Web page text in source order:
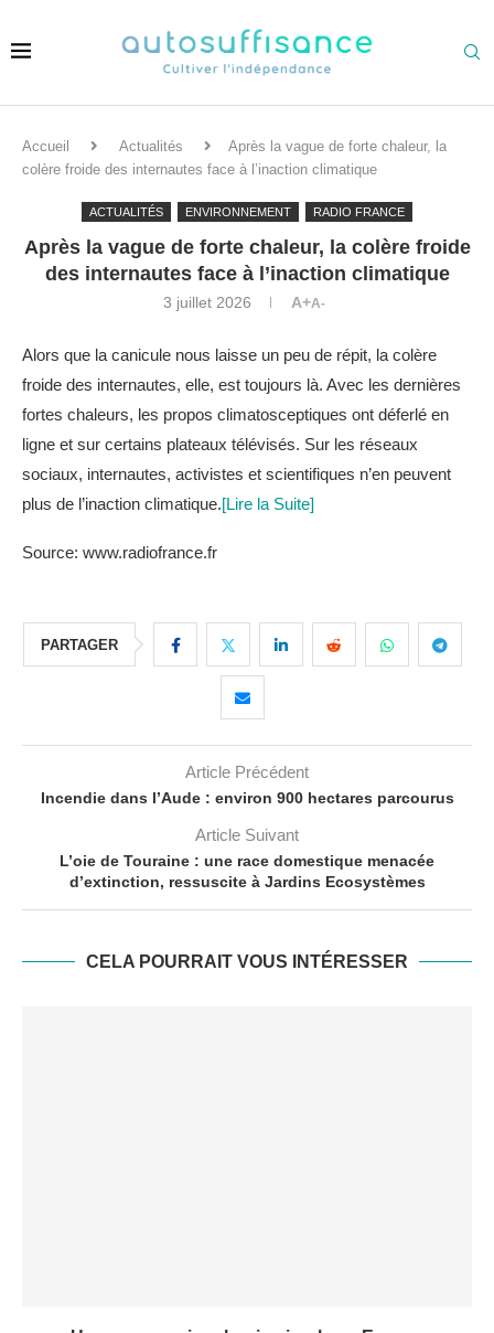
Accueil Actualités
Après la vague de forte chaleur, la
colère froide des internautes face à l’inaction climatique
ACTUALITÉS ENVIRONNEMENT RADIO FRANCE
Après la vague de forte chaleur, la colère froide
des internautes face à l’inaction climatique
3 juillet 2026 A+A-
Alors que la canicule nous laisse un peu de répit, la colère
froide des internautes, elle, est toujours là. Avec les dernières
fortes chaleurs, les propos climatosceptiques ont déferlé en
ligne et sur certains plateaux télévisés. Sur les réseaux
sociaux, internautes, activistes et scientifiques n’en peuvent
plus de l’inaction climatique.[Lire la Suite]
Source: www.radiofrance.fr
PARTAGER
Article Précédent
Incendie dans l’Aude : environ 900 hectares parcourus
Article Suivant
L’oie de Touraine : une race domestique menacée
d’extinction, ressuscite à Jardins Ecosystèmes
CELA POURRAIT VOUS INTÉRESSER